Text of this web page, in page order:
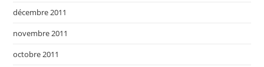
décembre 2011
novembre 2011
octobre 2011